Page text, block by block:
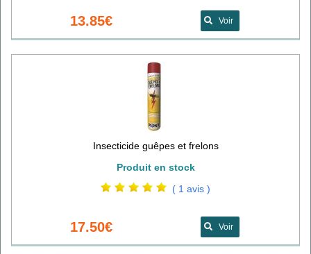
13.85€ Voir
Insecticide guêpes et frelons
Produit en stock
( 1 avis )
17.50€ Voir